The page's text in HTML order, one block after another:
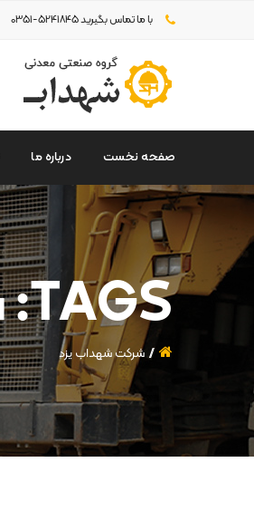
با ما تماس بگیرید 5241845-0351
صفحه نخست درباره ما
TAGS: شرکت شهداب یزد
شرکت شهداب یزد